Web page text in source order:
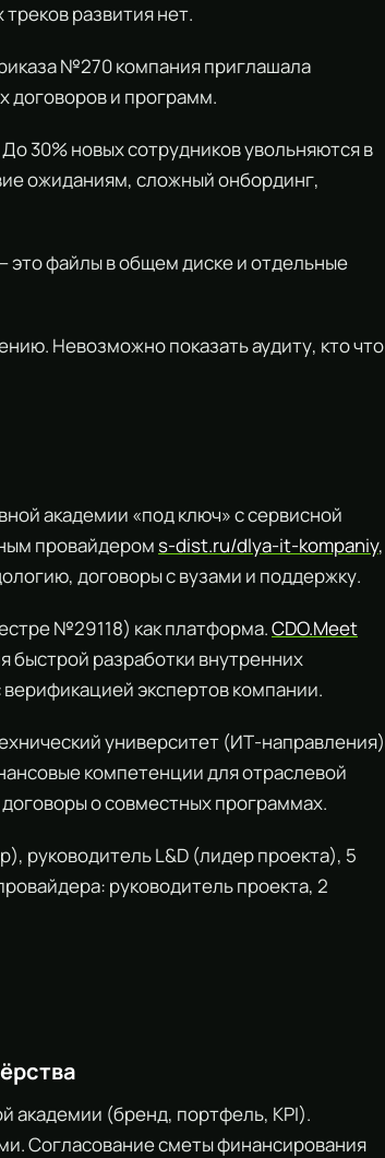
развития нет.
№270 компания приглашала
договоров и программ.
30% новых сотрудников увольняются в
ожиданиям, сложный онбординг,
это файлы в общем диске и отдельные
Невозможно показать аудиту, кто что
академии «под ключ» с сервисной
провайдером s-dist.ru/dlya-it-kompaniy,
договоры с вузами и поддержку.
№29118) как платформа.CDO.Meet
быстрой разработки внутренних
экспертов компании.
университет (ИТ-направления)
компетенции для отраслевой
о совместных программах.
руководитель L&D (лидер проекта), 5
руководитель проекта, 2
академии (бренд, портфель, KPI).
Согласование сметы финансирования